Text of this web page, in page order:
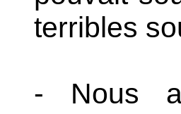
terribles
- Nous